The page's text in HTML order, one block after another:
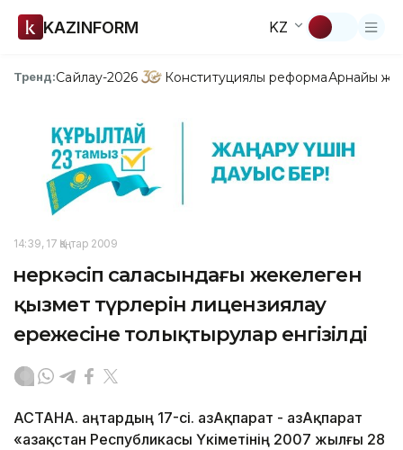
KAZINFORM KZ
Тренд:Сайлау-2026 Конституциялық реформаАрнайы
14:39, 17 Қаңтар 2009
Өнеркәсіп саласындағы жекелеген
қызмет түрлерін лицензиялау
ережесіне толықтырулар енгізілді
АСТАНА. Қаңтардың 17-сі. ҚазАқпарат - ҚазАқпарат
«Қазақстан Республикасы Үкіметінің 2007 жылғы 28